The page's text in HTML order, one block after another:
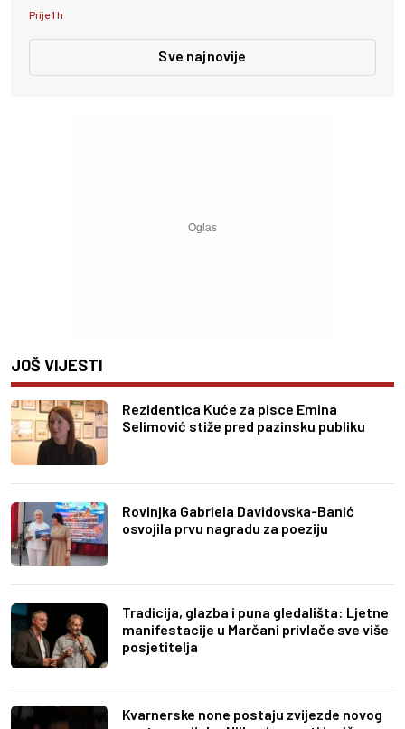
Prije 1 h
Sve najnovije
JOŠ VIJESTI
Rezidentica Kuće za pisce Emina
Selimović stiže pred pazinsku publiku
Rovinjka Gabriela Davidovska-Banić
osvojila prvu nagradu za poeziju
Tradicija, glazba i puna gledališta: Ljetne
manifestacije u Marčani privlače sve više
posjetitelja
Kvarnerske none postaju zvijezde novog